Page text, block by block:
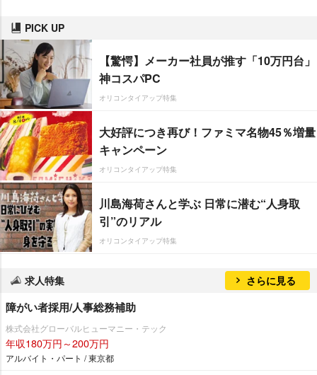
PICK UP
【驚愕】メーカー社員が推す「10万円台」
神コスパPC
オリコンタイアップ特集
大好評につき再び！ファミマ名物45％増量
キャンペーン
オリコンタイアップ特集
川島海荷さんと学ぶ 日常に潜む“人身取
引”のリアル
オリコンタイアップ特集
求人特集 さらに見る
障がい者採用/人事総務補助
株式会社グローバルヒューマニー・テック
年収180万円～200万円
アルバイト・パート / 東京都